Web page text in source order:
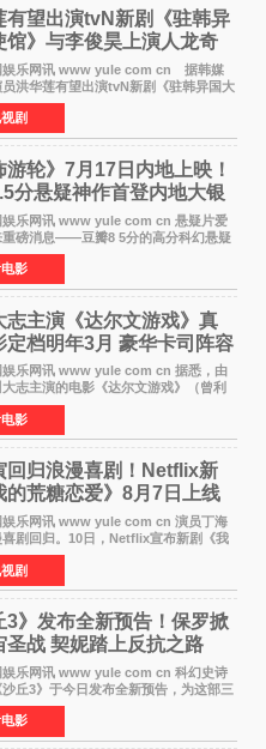
有望出演tvN新剧《驻韩异
馆》与李俊昊上演人龙奇
史
乐网讯 www yule com cn 据韩媒
洪华莲有望出演tvN新剧《驻韩异国大
角，与李俊昊合作，引发观众期
讲述了一位因管理驻韩异国大使馆
居住在大
剧
游轮》7月17日内地上映！
分悬疑神作首登内地大银
网讯 www yule com cn 悬疑片爱
重磅消息——豆瓣8 5分的高分科幻悬疑
游轮》正式宣布定档7月17日在内地上
由英国导演克里斯托弗·史密斯执导、惊
梅
影
志主演《达尔文游戏》真
定档明年3月 豪华卡司阵容
网讯 www yule com cn 据悉，由
志主演的电影《达尔文游戏》（曾利
将于明年3月12日上映，该消息于7月9
本片为累计发行量突破1000万册的
的真
影
回归浪漫喜剧！Netflix新
的荒糖恋爱》8月7日上线
网讯 www yule com cn 演员丁海
喜剧回归。10日，Netflix宣布新剧《我
爱》将于下月7日上线。 《我的荒糖
一部浪漫喜剧，讲述患上失忆症的检察
与
剧
3》发布全新预告！保罗掀
圣战 契妮踏上反抗之路
网讯 www yule com cn 科幻史诗
沙丘3》于今日发布全新预告，为这部三
揭开神秘面纱。预告中展现了17年过
罗·厄崔迪以穆阿迪布之名登基称帝，发
影